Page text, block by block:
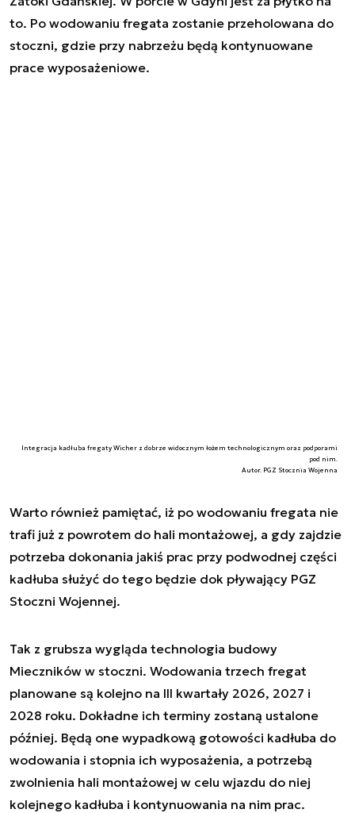
to. Po wodowaniu fregata zostanie przeholowana do
stoczni, gdzie przy nabrzeżu będą kontynuowane
prace wyposażeniowe.
Integracja kadłuba fregaty Wicher z dobrze widocznym łożem technologicznym oraz podporami
pod nim.
Autor. PGZ Stocznia Wojenna
Warto również pamiętać, iż po wodowaniu fregata nie
trafi już z powrotem do hali montażowej, a gdy zajdzie
potrzeba dokonania jakiś prac przy podwodnej części
kadłuba służyć do tego będzie dok pływający PGZ
Stoczni Wojennej.
Tak z grubsza wygląda technologia budowy
Mieczników w stoczni. Wodowania trzech fregat
planowane są kolejno na III kwartały 2026, 2027 i
2028 roku. Dokładne ich terminy zostaną ustalone
później. Będą one wypadkową gotowości kadłuba do
wodowania i stopnia ich wyposażenia, a potrzebą
zwolnienia hali montażowej w celu wjazdu do niej
kolejnego kadłuba i kontynuowania na nim prac.